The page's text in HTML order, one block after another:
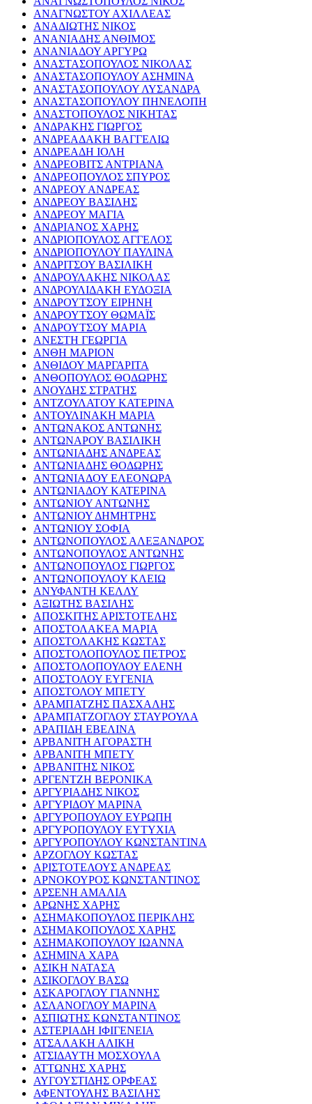
ΑΝΑΓΝΩΣΤΟΥ ΑΧΙΛΛΕΑΣ
ΑΝΑΔΙΩΤΗΣ ΝΙΚΟΣ
ΑΝΑΝΙΑΔΗΣ ΑΝΘΙΜΟΣ
ΑΝΑΝΙΑΔΟΥ ΑΡΓΥΡΩ
ΑΝΑΣΤΑΣΟΠΟΥΛΟΣ ΝΙΚΟΛΑΣ
ΑΝΑΣΤΑΣΟΠΟΥΛΟΥ ΑΣΗΜΙΝΑ
ΑΝΑΣΤΑΣΟΠΟΥΛΟΥ ΛΥΣΑΝΔΡΑ
ΑΝΑΣΤΑΣΟΠΟΥΛΟΥ ΠΗΝΕΛΟΠΗ
ΑΝΑΣΤΟΠΟΥΛΟΣ ΝΙΚΗΤΑΣ
ΑΝΔΡΑΚΗΣ ΓΙΩΡΓΟΣ
ΑΝΔΡΕΑΔΑΚΗ ΒΑΓΓΕΛΙΩ
ΑΝΔΡΕΑΔΗ ΙΟΛΗ
ΑΝΔΡΕΟΒΙΤΣ ΑΝΤΡΙΑΝΑ
ΑΝΔΡΕΟΠΟΥΛΟΣ ΣΠΥΡΟΣ
ΑΝΔΡΕΟΥ ΑΝΔΡΕΑΣ
ΑΝΔΡΕΟΥ ΒΑΣΙΛΗΣ
ΑΝΔΡΕΟΥ ΜΑΓΙΑ
ΑΝΔΡΙΑΝΟΣ ΧΑΡΗΣ
ΑΝΔΡΙΟΠΟΥΛΟΣ ΑΓΓΕΛΟΣ
ΑΝΔΡΙΟΠΟΥΛΟΥ ΠΑΥΛΙΝΑ
ΑΝΔΡΙΤΣΟΥ ΒΑΣΙΛΙΚΗ
ΑΝΔΡΟΥΛΑΚΗΣ ΝΙΚΟΛΑΣ
ΑΝΔΡΟΥΛΙΔΑΚΗ ΕΥΔΟΞΙΑ
ΑΝΔΡΟΥΤΣΟΥ ΕΙΡΗΝΗ
ΑΝΔΡΟΥΤΣΟΥ ΘΩΜΑΪΣ
ΑΝΔΡΟΥΤΣΟΥ ΜΑΡΙΑ
ΑΝΕΣΤΗ ΓΕΩΡΓΙΑ
ΑΝΘΗ ΜΑΡΙΟΝ
ΑΝΘΙΔΟΥ ΜΑΡΓΑΡΙΤΑ
ΑΝΘΟΠΟΥΛΟΣ ΘΟΔΩΡΗΣ
ΑΝΟΥΔΗΣ ΣΤΡΑΤΗΣ
ΑΝΤΖΟΥΛΑΤΟΥ ΚΑΤΕΡΙΝΑ
ΑΝΤΟΥΛΙΝΑΚΗ ΜΑΡΙΑ
ΑΝΤΩΝΑΚΟΣ ΑΝΤΩΝΗΣ
ΑΝΤΩΝΑΡΟΥ ΒΑΣΙΛΙΚΗ
ΑΝΤΩΝΙΑΔΗΣ ΑΝΔΡΕΑΣ
ΑΝΤΩΝΙΑΔΗΣ ΘΟΔΩΡΗΣ
ΑΝΤΩΝΙΑΔΟΥ ΕΛΕΟΝΩΡΑ
ΑΝΤΩΝΙΑΔΟΥ ΚΑΤΕΡΙΝΑ
ΑΝΤΩΝΙΟΥ ΑΝΤΩΝΗΣ
ΑΝΤΩΝΙΟΥ ΔΗΜΗΤΡΗΣ
ΑΝΤΩΝΙΟΥ ΣΟΦΙΑ
ΑΝΤΩΝΟΠΟΥΛΟΣ ΑΛΕΞΑΝΔΡΟΣ
ΑΝΤΩΝΟΠΟΥΛΟΣ ΑΝΤΩΝΗΣ
ΑΝΤΩΝΟΠΟΥΛΟΣ ΓΙΩΡΓΟΣ
ΑΝΤΩΝΟΠΟΥΛΟΥ ΚΛΕΙΩ
ΑΝΥΦΑΝΤΗ ΚΕΛΛΥ
ΑΞΙΩΤΗΣ ΒΑΣΙΛΗΣ
ΑΠΟΣΚΙΤΗΣ ΑΡΙΣΤΟΤΕΛΗΣ
ΑΠΟΣΤΟΛΑΚΕΑ ΜΑΡΙΑ
ΑΠΟΣΤΟΛΑΚΗΣ ΚΩΣΤΑΣ
ΑΠΟΣΤΟΛΟΠΟΥΛΟΣ ΠΕΤΡΟΣ
ΑΠΟΣΤΟΛΟΠΟΥΛΟΥ ΕΛΕΝΗ
ΑΠΟΣΤΟΛΟΥ ΕΥΓΕΝΙΑ
ΑΠΟΣΤΟΛΟΥ ΜΠΕΤΥ
ΑΡΑΜΠΑΤΖΗΣ ΠΑΣΧΑΛΗΣ
ΑΡΑΜΠΑΤΖΟΓΛΟΥ ΣΤΑΥΡΟΥΛΑ
ΑΡΑΠΙΔΗ ΕΒΕΛΙΝΑ
ΑΡΒΑΝΙΤΗ ΑΓΟΡΑΣΤΗ
ΑΡΒΑΝΙΤΗ ΜΠΕΤΥ
ΑΡΒΑΝΙΤΗΣ ΝΙΚΟΣ
ΑΡΓΕΝΤΖΗ ΒΕΡΟΝΙΚΑ
ΑΡΓΥΡΙΑΔΗΣ ΝΙΚΟΣ
ΑΡΓΥΡΙΔΟΥ ΜΑΡΙΝΑ
ΑΡΓΥΡΟΠΟΥΛΟΥ ΕΥΡΩΠΗ
ΑΡΓΥΡΟΠΟΥΛΟΥ ΕΥΤΥΧΙΑ
ΑΡΓΥΡΟΠΟΥΛΟΥ ΚΩΝΣΤΑΝΤΙΝΑ
ΑΡΖΟΓΛΟΥ ΚΩΣΤΑΣ
ΑΡΙΣΤΟΤΕΛΟΥΣ ΑΝΔΡΕΑΣ
ΑΡΝΟΚΟΥΡΟΣ ΚΩΝΣΤΑΝΤΙΝΟΣ
ΑΡΣΕΝΗ ΑΜΑΛΙΑ
ΑΡΩΝΗΣ ΧΑΡΗΣ
ΑΣΗΜΑΚΟΠΟΥΛΟΣ ΠΕΡΙΚΛΗΣ
ΑΣΗΜΑΚΟΠΟΥΛΟΣ ΧΑΡΗΣ
ΑΣΗΜΑΚΟΠΟΥΛΟΥ ΙΩΑΝΝΑ
ΑΣΗΜΙΝΑ ΧΑΡΑ
ΑΣΙΚΗ ΝΑΤΑΣΑ
ΑΣΙΚΟΓΛΟΥ ΒΑΣΩ
ΑΣΚΑΡΟΓΛΟΥ ΓΙΑΝΝΗΣ
ΑΣΛΑΝΟΓΛΟΥ ΜΑΡΙΝΑ
ΑΣΠΙΩΤΗΣ ΚΩΝΣΤΑΝΤΙΝΟΣ
ΑΣΤΕΡΙΑΔΗ ΙΦΙΓΕΝΕΙΑ
ΑΤΣΑΛΑΚΗ ΑΛΙΚΗ
ΑΤΣΙΔΑΥΤΗ ΜΟΣΧΟΥΛΑ
ΑΤΤΩΝΗΣ ΧΑΡΗΣ
ΑΥΓΟΥΣΤΙΔΗΣ ΟΡΦΕΑΣ
ΑΦΕΝΤΟΥΛΗΣ ΒΑΣΙΛΗΣ